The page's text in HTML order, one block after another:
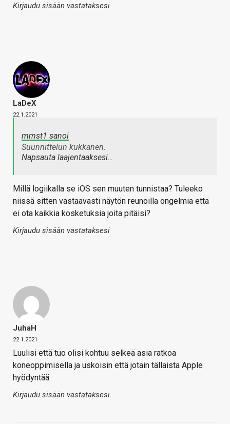
Kirjaudu sisään vastataksesi
LaDeX
22.1.2021
mmst1 sanoi
Suunnittelun kukkanen.
Napsauta laajentaaksesi…
Millä logiikalla se iOS sen muuten tunnistaa? Tuleeko
niissä sitten vastaavasti näytön reunoilla ongelmia että
ei ota kaikkia kosketuksia joita pitäisi?
Kirjaudu sisään vastataksesi
JuhaH
22.1.2021
Luulisi että tuo olisi kohtuu selkeä asia ratkoa
koneoppimisella ja uskoisin että jotain tällaista Apple
hyödyntää.
Kirjaudu sisään vastataksesi